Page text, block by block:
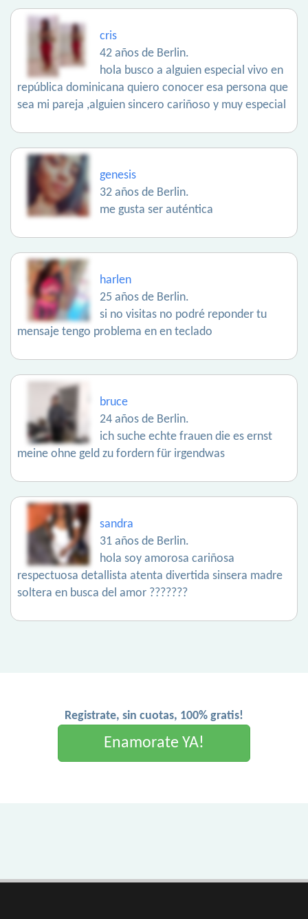
cris
42 años de Berlin.
hola busco a alguien especial vivo en
república dominicana quiero conocer esa persona que
sea mi pareja ,alguien sincero cariñoso y muy especial
genesis
32 años de Berlin.
me gusta ser auténtica
harlen
25 años de Berlin.
si no visitas no podré reponder tu
mensaje tengo problema en en teclado
bruce
24 años de Berlin.
ich suche echte frauen die es ernst
meine ohne geld zu fordern für irgendwas
sandra
31 años de Berlin.
hola soy amorosa cariñosa
respectuosa detallista atenta divertida sinsera madre
soltera en busca del amor ???????
Registrate, sin cuotas, 100% gratis!
Enamorate YA!